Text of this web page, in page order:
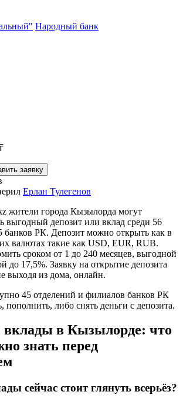
Народный банк
заявку
Ерлан Тулегенов
жители города Кызылорда могут
выгодный депозит или вклад среди 56
банков РК. Депозит можно открыть как в
валютах такие как USD, EUR, RUB.
сроком от 1 до 240 месяцев, выгодной
до 17,5%. Заявку на открытие депозита
выходя из дома, онлайн.
45 отделений и филиалов банков РК
пополнить, либо снять деньги с депозита.
в Кызылорде: что
знать перед
сейчас стоит глянуть всерьёз?